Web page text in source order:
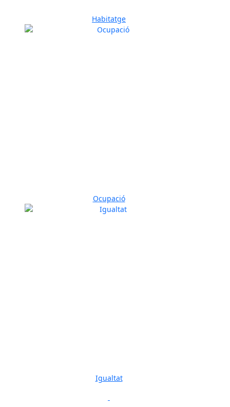
Habitatge
Ocupació
Igualtat